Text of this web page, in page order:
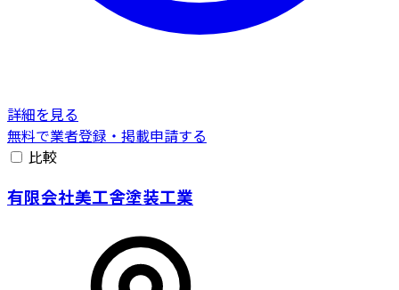
詳細を見る
無料で業者登録・掲載申請する
比較
有限会社美工舎塗装工業